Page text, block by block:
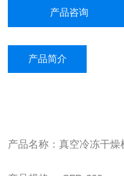
产品咨询
产品简介
产品名称：真空冷冻干